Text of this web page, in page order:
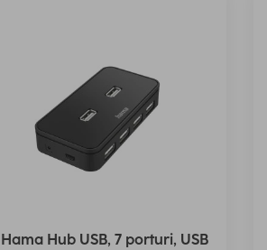
Hama Hub USB, 7 porturi, USB